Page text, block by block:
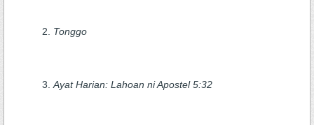
Tonggo
Ayat Harian: Lahoan ni Apostel 5:32